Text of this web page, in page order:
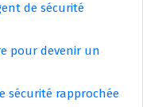
de sécurité
pour devenir un
sécurité rapprochée